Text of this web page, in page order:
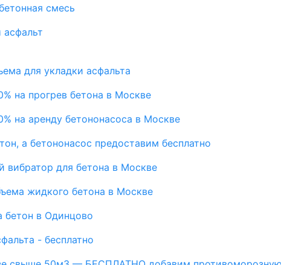
смесь
для укладки асфальта
на прогрев бетона в Москве
на аренду бетононасоса в Москве
а бетононасос предоставим бесплатно
вибратор для бетона в Москве
жидкого бетона в Москве
бетон в Одинцово
- бесплатно